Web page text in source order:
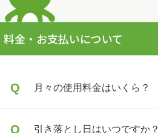
料金・お支払いについて
Q 月々の使用料金はいくら？
Q 引き落とし日はいつですか？